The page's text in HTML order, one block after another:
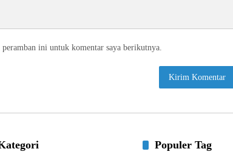
ini untuk komentar saya berikutnya.
Populer Tag